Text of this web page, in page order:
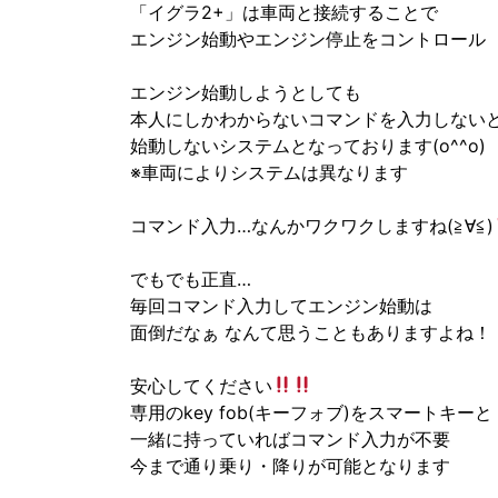
「イグラ2+」は車両と接続することで
エンジン始動やエンジン停止をコントロール
エンジン始動しようとしても
本人にしかわからないコマンドを入力しない
始動しないシステムとなっております(o^^o)
※車両によりシステムは異なります
コマンド入力…なんかワクワクしますね(≧∀≦)
でもでも正直…
毎回コマンド入力してエンジン始動は
面倒だなぁ なんて思うこともありますよね！
安心してください
専用のkey fob(キーフォブ)をスマートキーと
一緒に持っていればコマンド入力が不要
今まで通り乗り・降りが可能となります